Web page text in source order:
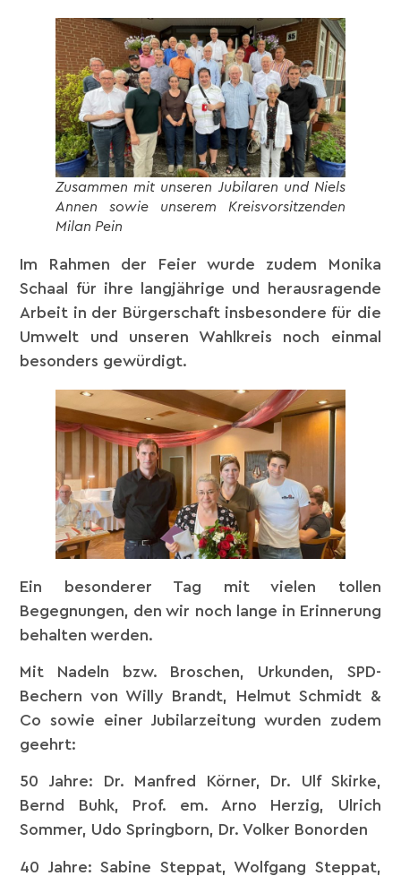
Zusammen mit unseren Jubilaren und Niels
Annen sowie unserem Kreisvorsitzenden
Milan Pein
Im Rahmen der Feier wurde zudem Monika
Schaal für ihre langjährige und herausragende
Arbeit in der Bürgerschaft insbesondere für die
Umwelt und unseren Wahlkreis noch einmal
besonders gewürdigt.
Ein besonderer Tag mit vielen tollen
Begegnungen, den wir noch lange in Erinnerung
behalten werden.
Mit Nadeln bzw. Broschen, Urkunden, SPD-
Bechern von Willy Brandt, Helmut Schmidt &
Co sowie einer Jubilarzeitung wurden zudem
geehrt:
50 Jahre: Dr. Manfred Körner, Dr. Ulf Skirke,
Bernd Buhk, Prof. em. Arno Herzig, Ulrich
Sommer, Udo Springborn, Dr. Volker Bonorden
40 Jahre: Sabine Steppat, Wolfgang Steppat,